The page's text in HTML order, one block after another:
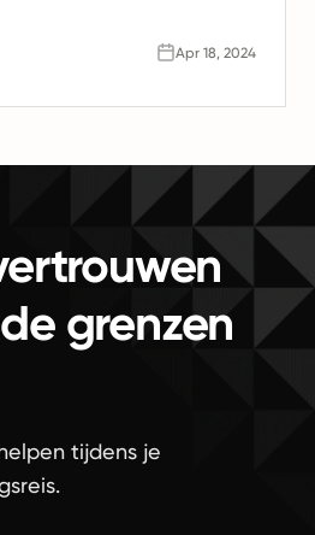
van werk zijn.
Apr 18, 2024
grenzen
tijdens je